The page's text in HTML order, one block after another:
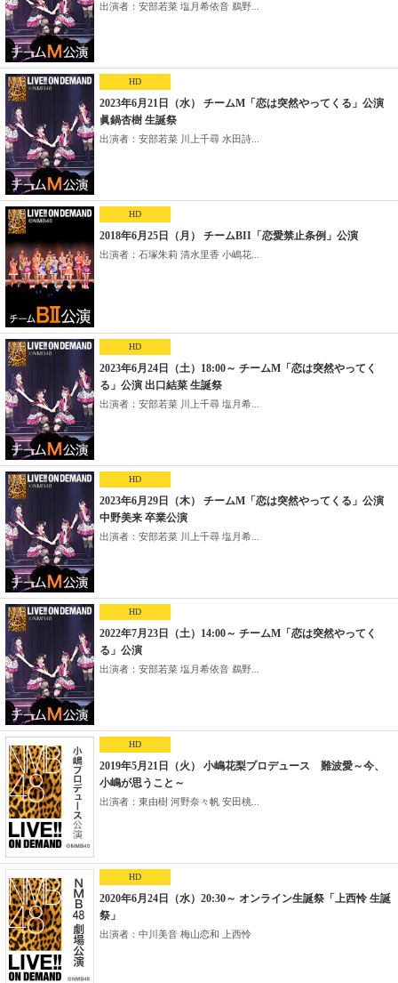
出演者：安部若菜 塩月希依音 鵜野...
HD
2023年6月21日（水） チームM「恋は突然やってくる」公演
眞鍋杏樹 生誕祭
出演者：安部若菜 川上千尋 水田詩...
HD
2018年6月25日（月） チームBII「恋愛禁止条例」公演
出演者：石塚朱莉 清水里香 小嶋花...
HD
2023年6月24日（土）18:00～ チームM「恋は突然やってく
る」公演 出口結菜 生誕祭
出演者：安部若菜 川上千尋 塩月希...
HD
2023年6月29日（木） チームM「恋は突然やってくる」公演
中野美来 卒業公演
出演者：安部若菜 川上千尋 塩月希...
HD
2022年7月23日（土）14:00～ チームM「恋は突然やってく
る」公演
出演者：安部若菜 塩月希依音 鵜野...
HD
2019年5月21日（火） 小嶋花梨プロデュース 難波愛～今、
小嶋が思うこと～
出演者：東由樹 河野奈々帆 安田桃...
HD
2020年6月24日（水）20:30～ オンライン生誕祭「上西怜 生誕
祭」
出演者：中川美音 梅山恋和 上西怜